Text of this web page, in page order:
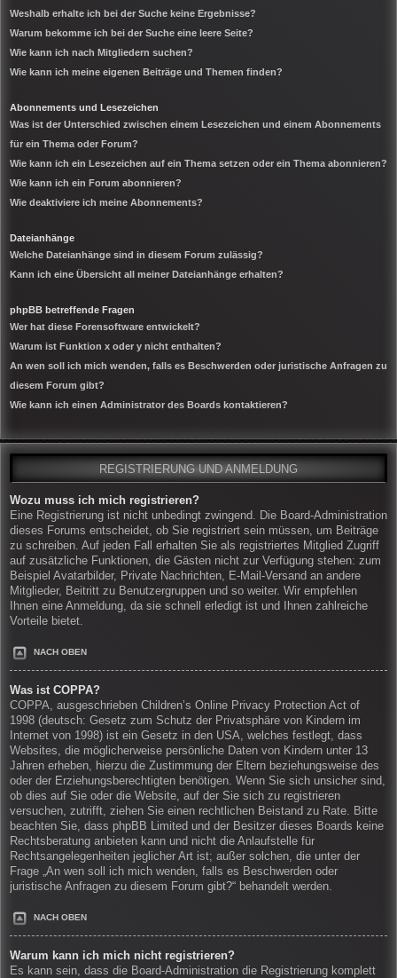
Weshalb erhalte ich bei der Suche keine Ergebnisse?
Warum bekomme ich bei der Suche eine leere Seite?
Wie kann ich nach Mitgliedern suchen?
Wie kann ich meine eigenen Beiträge und Themen finden?
Abonnements und Lesezeichen
Was ist der Unterschied zwischen einem Lesezeichen und einem Abonnements
für ein Thema oder Forum?
Wie kann ich ein Lesezeichen auf ein Thema setzen oder ein Thema abonnieren?
Wie kann ich ein Forum abonnieren?
Wie deaktiviere ich meine Abonnements?
Dateianhänge
Welche Dateianhänge sind in diesem Forum zulässig?
Kann ich eine Übersicht all meiner Dateianhänge erhalten?
phpBB betreffende Fragen
Wer hat diese Forensoftware entwickelt?
Warum ist Funktion x oder y nicht enthalten?
An wen soll ich mich wenden, falls es Beschwerden oder juristische Anfragen zu
diesem Forum gibt?
Wie kann ich einen Administrator des Boards kontaktieren?
REGISTRIERUNG UND ANMELDUNG
Wozu muss ich mich registrieren?
Eine Registrierung ist nicht unbedingt zwingend. Die Board-Administration
dieses Forums entscheidet, ob Sie registriert sein müssen, um Beiträge
zu schreiben. Auf jeden Fall erhalten Sie als registriertes Mitglied Zugriff
auf zusätzliche Funktionen, die Gästen nicht zur Verfügung stehen: zum
Beispiel Avatarbilder, Private Nachrichten, E-Mail-Versand an andere
Mitglieder, Beitritt zu Benutzergruppen und so weiter. Wir empfehlen
Ihnen eine Anmeldung, da sie schnell erledigt ist und Ihnen zahlreiche
Vorteile bietet.
NACH OBEN
Was ist COPPA?
COPPA, ausgeschrieben Children’s Online Privacy Protection Act of
1998 (deutsch: Gesetz zum Schutz der Privatsphäre von Kindern im
Internet von 1998) ist ein Gesetz in den USA, welches festlegt, dass
Websites, die möglicherweise persönliche Daten von Kindern unter 13
Jahren erheben, hierzu die Zustimmung der Eltern beziehungsweise des
oder der Erziehungsberechtigten benötigen. Wenn Sie sich unsicher sind,
ob dies auf Sie oder die Website, auf der Sie sich zu registrieren
versuchen, zutrifft, ziehen Sie einen rechtlichen Beistand zu Rate. Bitte
beachten Sie, dass phpBB Limited und der Besitzer dieses Boards keine
Rechtsberatung anbieten kann und nicht die Anlaufstelle für
Rechtsangelegenheiten jeglicher Art ist; außer solchen, die unter der
Frage „An wen soll ich mich wenden, falls es Beschwerden oder
juristische Anfragen zu diesem Forum gibt?“ behandelt werden.
NACH OBEN
Warum kann ich mich nicht registrieren?
Es kann sein, dass die Board-Administration die Registrierung komplett